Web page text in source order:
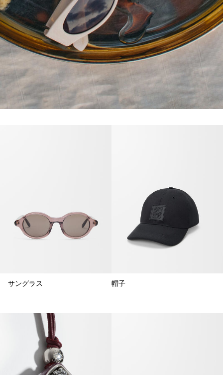
サングラス 帽子